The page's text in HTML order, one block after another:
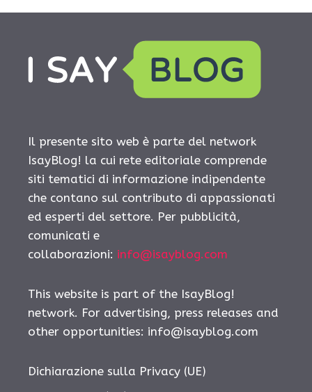
Il presente sito web è parte del network
IsayBlog! la cui rete editoriale comprende
siti tematici di informazione indipendente
che contano sul contributo di appassionati
ed esperti del settore. Per pubblicità,
comunicati e
collaborazioni: info@isayblog.com
This website is part of the IsayBlog!
network. For advertising, press releases and
other opportunities: info@isayblog.com
Dichiarazione sulla Privacy (UE)